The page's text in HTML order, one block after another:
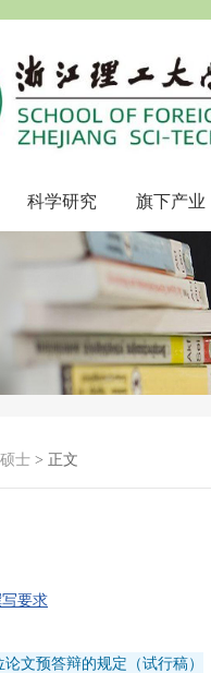
科学研究 旗下产业
士 > 正文
要求
文预答辩的规定（试行稿）